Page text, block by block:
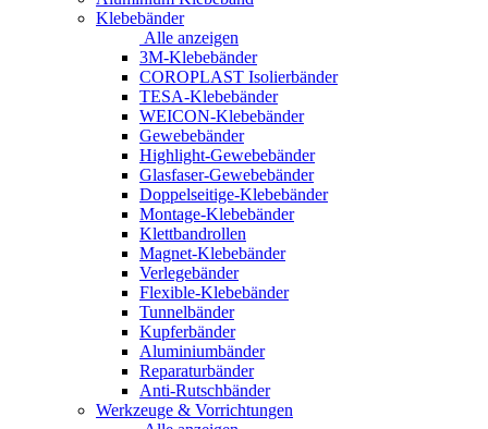
Klebebänder
Alle anzeigen
3M-Klebebänder
COROPLAST Isolierbänder
TESA-Klebebänder
WEICON-Klebebänder
Gewebebänder
Highlight-Gewebebänder
Glasfaser-Gewebebänder
Doppelseitige-Klebebänder
Montage-Klebebänder
Klettbandrollen
Magnet-Klebebänder
Verlegebänder
Flexible-Klebebänder
Tunnelbänder
Kupferbänder
Aluminiumbänder
Reparaturbänder
Anti-Rutschbänder
Werkzeuge & Vorrichtungen